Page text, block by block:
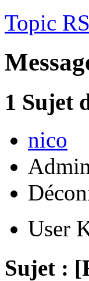
Topic
1 Sujet
nico
User
Sujet :